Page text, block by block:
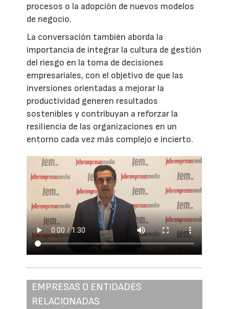
procesos o la adopción de nuevos modelos
de negocio.
La conversación también aborda la
importancia de integrar la cultura de gestión
del riesgo en la toma de decisiones
empresariales, con el objetivo de que las
inversiones orientadas a mejorar la
productividad generen resultados
sostenibles y contribuyan a reforzar la
resiliencia de las organizaciones en un
entorno cada vez más complejo e incierto.
EMPRESAS O ENTIDADES
RELACIONADAS